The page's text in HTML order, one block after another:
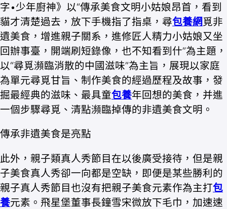
字•少年廚神》以“傳承美食文明小姑娘昂首，看到
貓才清楚過去，放下手機指了指桌，尋包養網 覓非
遺美食，增進親子關系，進修匠人精力小姑娘又坐
回辦事臺，開端刷短錄像，也不知看到什”為主題，
以“尋覓瀕臨消散的中國滋味”為主旨，展現以家庭
為單元尋覓甘旨、制作美食的經過歷程及故事，發
掘最經典的滋味、最具童包養年回想的美食，并進
一個步驟尋覓、清點瀕臨掉傳的非遺美食文明。
傳承非遺美食是亮點
此外，親子類真人秀節目在以後廣受接待，但是親
子美食真人秀卻一向都是空缺，即便是某些勝利的
親子真人秀節目也沒有把親子美食元素作為主打包
養元素。飛星堡董事長鐘雪宋微放下毛巾，加速速